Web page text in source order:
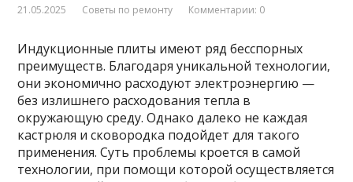
21.05.2025 Советы по ремонту Комментарии: 0
Индукционные плиты имеют ряд бесспорных
преимуществ. Благодаря уникальной технологии,
они экономично расходуют электроэнергию —
без излишнего расходования тепла в
окружающую среду. Однако далеко не каждая
кастрюля и сковородка подойдет для такого
применения. Суть проблемы кроется в самой
технологии, при помощи которой осуществляется